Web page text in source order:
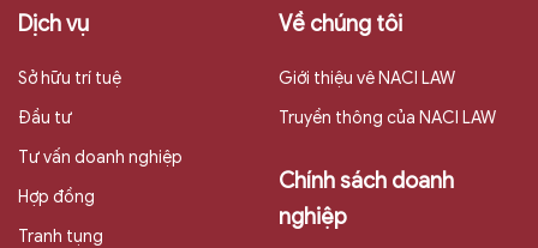
Dịch vụ
Sở hữu trí tuệ
Đầu tư
Tư vấn doanh nghiệp
Hợp đồng
Tranh tụng
Về chúng tôi
Giới thiệu vê NACI LAW
Truyền thông của NACI LAW
Chính sách doanh
nghiệp